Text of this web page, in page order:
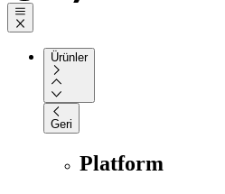
Ürünler
Geri
Platform